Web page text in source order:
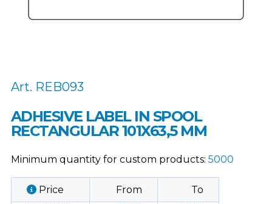
Art. REB093
ADHESIVE LABEL IN SPOOL
RECTANGULAR 101X63,5 MM
Minimum quantity for custom products: 5000
Price From
To